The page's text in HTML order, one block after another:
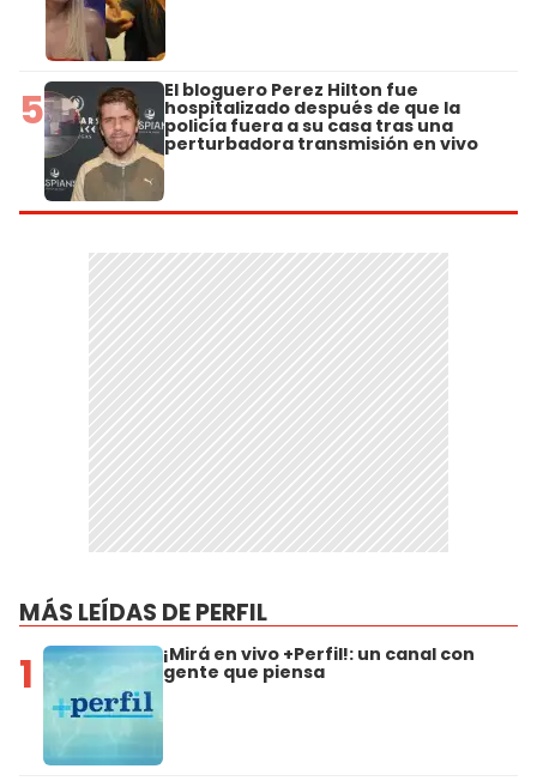
5 El bloguero Perez Hilton fue
hospitalizado después de que la
policía fuera a su casa tras una
perturbadora transmisión en vivo
MÁS LEÍDAS DE PERFIL
1 ¡Mirá en vivo +Perfil!: un canal con
gente que piensa